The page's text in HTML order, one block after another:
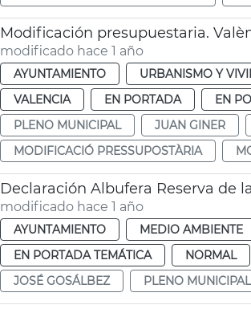
Modificación presupuestaria.
modificado hace 1 año
AYUNTAMIENTO URBANISMO Y
VALENCIA
EN PORTADA EN
PLENO MUNICIPAL
JUAN GINER
MODIFICACIÓ PRESSUPOSTÀRIA
Declaración Albufera Reserva de
modificado hace 1 año
AYUNTAMIENTO MEDIO AMBIENTE
EN PORTADA TEMÁTICA
NORMAL
JOSÉ GOSÁLBEZ
PLENO MUNICIPAL